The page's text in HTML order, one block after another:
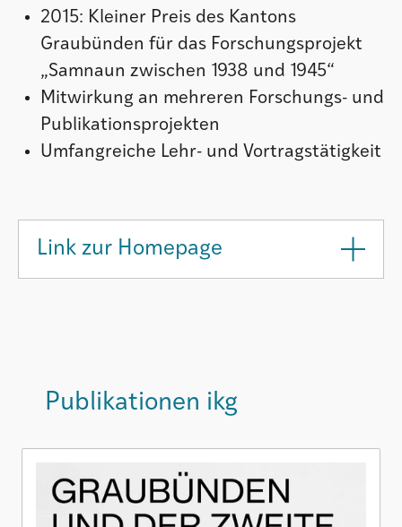
2015: Kleiner Preis des Kantons
Graubünden für das Forschungsprojekt
„Samnaun zwischen 1938 und 1945“
Mitwirkung an mehreren Forschungs- und
Publikationsprojekten
Umfangreiche Lehr- und Vortragstätigkeit
Link zur Homepage
Publikationen ikg